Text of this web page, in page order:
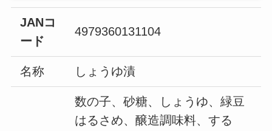
JANコ
ード
4979360131104
名称 しょうゆ漬
数の子、砂糖、しょうゆ、緑豆
はるさめ、醸造調味料、する